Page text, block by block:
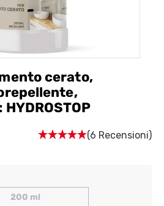
cerato,
(6 Recensioni)
200 ml